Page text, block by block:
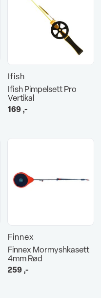
Ifish
Ifish Pimpelsett Pro
Vertikal
169,-
Finnex
Finnex Mormyshkasett
4mm Rød
259,-